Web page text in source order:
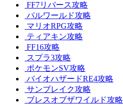
FF7リバース攻略
パルワールド攻略
マリオRPG攻略
ティアキン攻略
FF16攻略
スプラ3攻略
ポケモンSV攻略
バイオハザードRE4攻略
サンブレイク攻略
ブレスオブザワイルド攻略